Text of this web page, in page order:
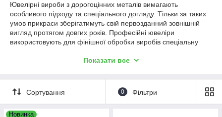
Ювелірні вироби з дорогоцінних металів вимагають
особливого підходу та спеціального догляду. Тільки за таких
умов прикраси зберігатимуть свій первозданний зовнішній
вигляд протягом довгих років. Професійні ювеліри
використовують для фінішної обробки виробів спеціальну
вже довели свою бездоганну якість, високу ефективність та
розроблено на основі натуральних компонентів та не містить
у своєму складі жодних токсичних елементів.
Переваги полірувальної пасти
Наша полірувальна паста для фінішної обробки дорогоцінних
Показати все
Сортування 0 Фільтри
Новинка